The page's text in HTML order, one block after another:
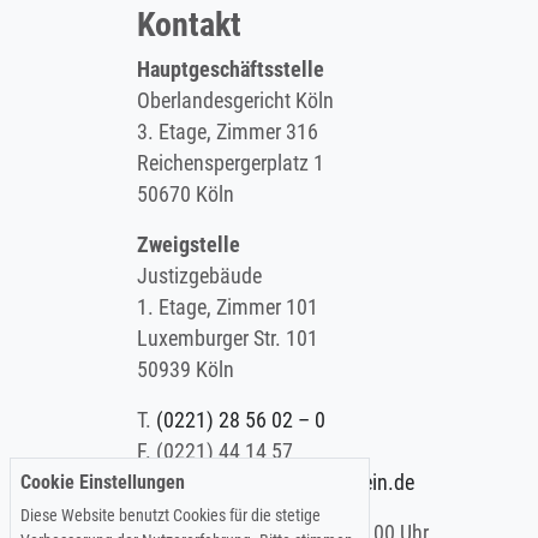
Kontakt
Hauptgeschäftsstelle
Oberlandesgericht Köln
3. Etage, Zimmer 316
Reichenspergerplatz 1
50670 Köln
Zweigstelle
Justizgebäude
1. Etage, Zimmer 101
Luxemburger Str. 101
50939 Köln
T. (0221) 28 56 02 – 0
F.(0221) 44 14 57
E.info@koelner-anwaltverein.de
Montag - Freitag: 9.00 – 15.00 Uhr
Cookie Einstellungen
Diese Website benutzt Cookies für die stetige